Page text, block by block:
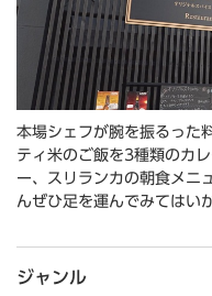
本場シェフが腕を振るった
ティ米のご飯を3種類のカ
ー、スリランカの朝食メニ
んぜひ足を運んでみてはい
ジャンル